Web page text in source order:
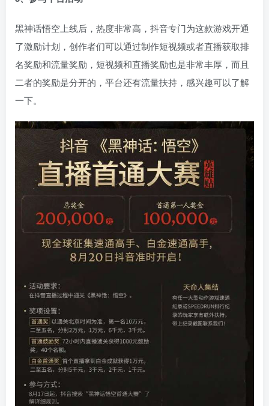
黑神话悟空上线后，热度非常高，抖音专门为这款游戏开通
了激励计划，创作者们可以通过制作短视频或者直播获取排
名奖励和流量奖励，短视频和直播奖励也是非常丰厚，而且
二者的奖励是分开的，平台还有流量扶持，感兴趣可以了解
一下。